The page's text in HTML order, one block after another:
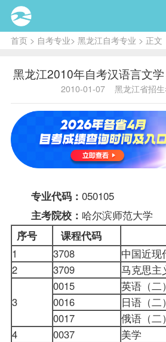
首页> 自考专业> 黑龙江自考专业 > 正文
黑龙江2010年自考汉语言文
2010-01-07 黑龙江省招
专业代码： 050105
主考院校： 哈尔滨师范大学
序号 课程代码
1
3708
中国近现
2
3709 马克思
3
0015
英语（二）
0016
日语（
0017
俄语（
4
0037
美学